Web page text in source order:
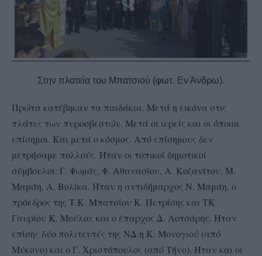
Στην πλατεία του Μπατσιού (φωτ. Εν Άνδρω).
Πρώτα κατέβηκαν τα παιδάκια. Μετά η εικόνα στις
πλάτες των πυροσβεστών. Μετά οι ιερείς και οι όποιοι
επίσημοι. Και μετά ο κόσμος. Από επίσημους δεν
μετρήσαμε πολλούς. Ήταν οι τοπικοί δημοτικοί
σύμβουλοι: Γ. Ψωμάς, Φ. Αθανασίου, Α. Κοζανίτου, Μ.
Μαμάη, Α. Βολίκα. Ήταν η αντιδήμαρχος Ν. Μαμάη, ο
πρόεδρος της Τ.Κ. Μπατσίου Κ. Πετρίσης και ΤΚ
Γαυρίου Κ. Μούλας και ο έπαρχος Δ. Λοτσάρης. Ήταν
επίσης δύο πολιτευτές της ΝΔ η Κ. Μονογιού (από
Μύκονο) και ο Γ. Χριστόπουλος (από Τήνο). Ήταν και οι